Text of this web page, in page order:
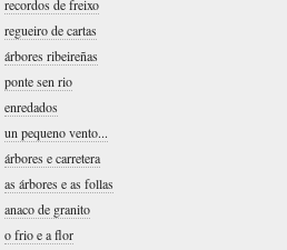
recordos de freixo
regueiro de cartas
árbores ribeireñas
ponte sen rio
enredados
un pequeno vento...
árbores e carretera
as árbores e as follas
anaco de granito
o frio e a flor